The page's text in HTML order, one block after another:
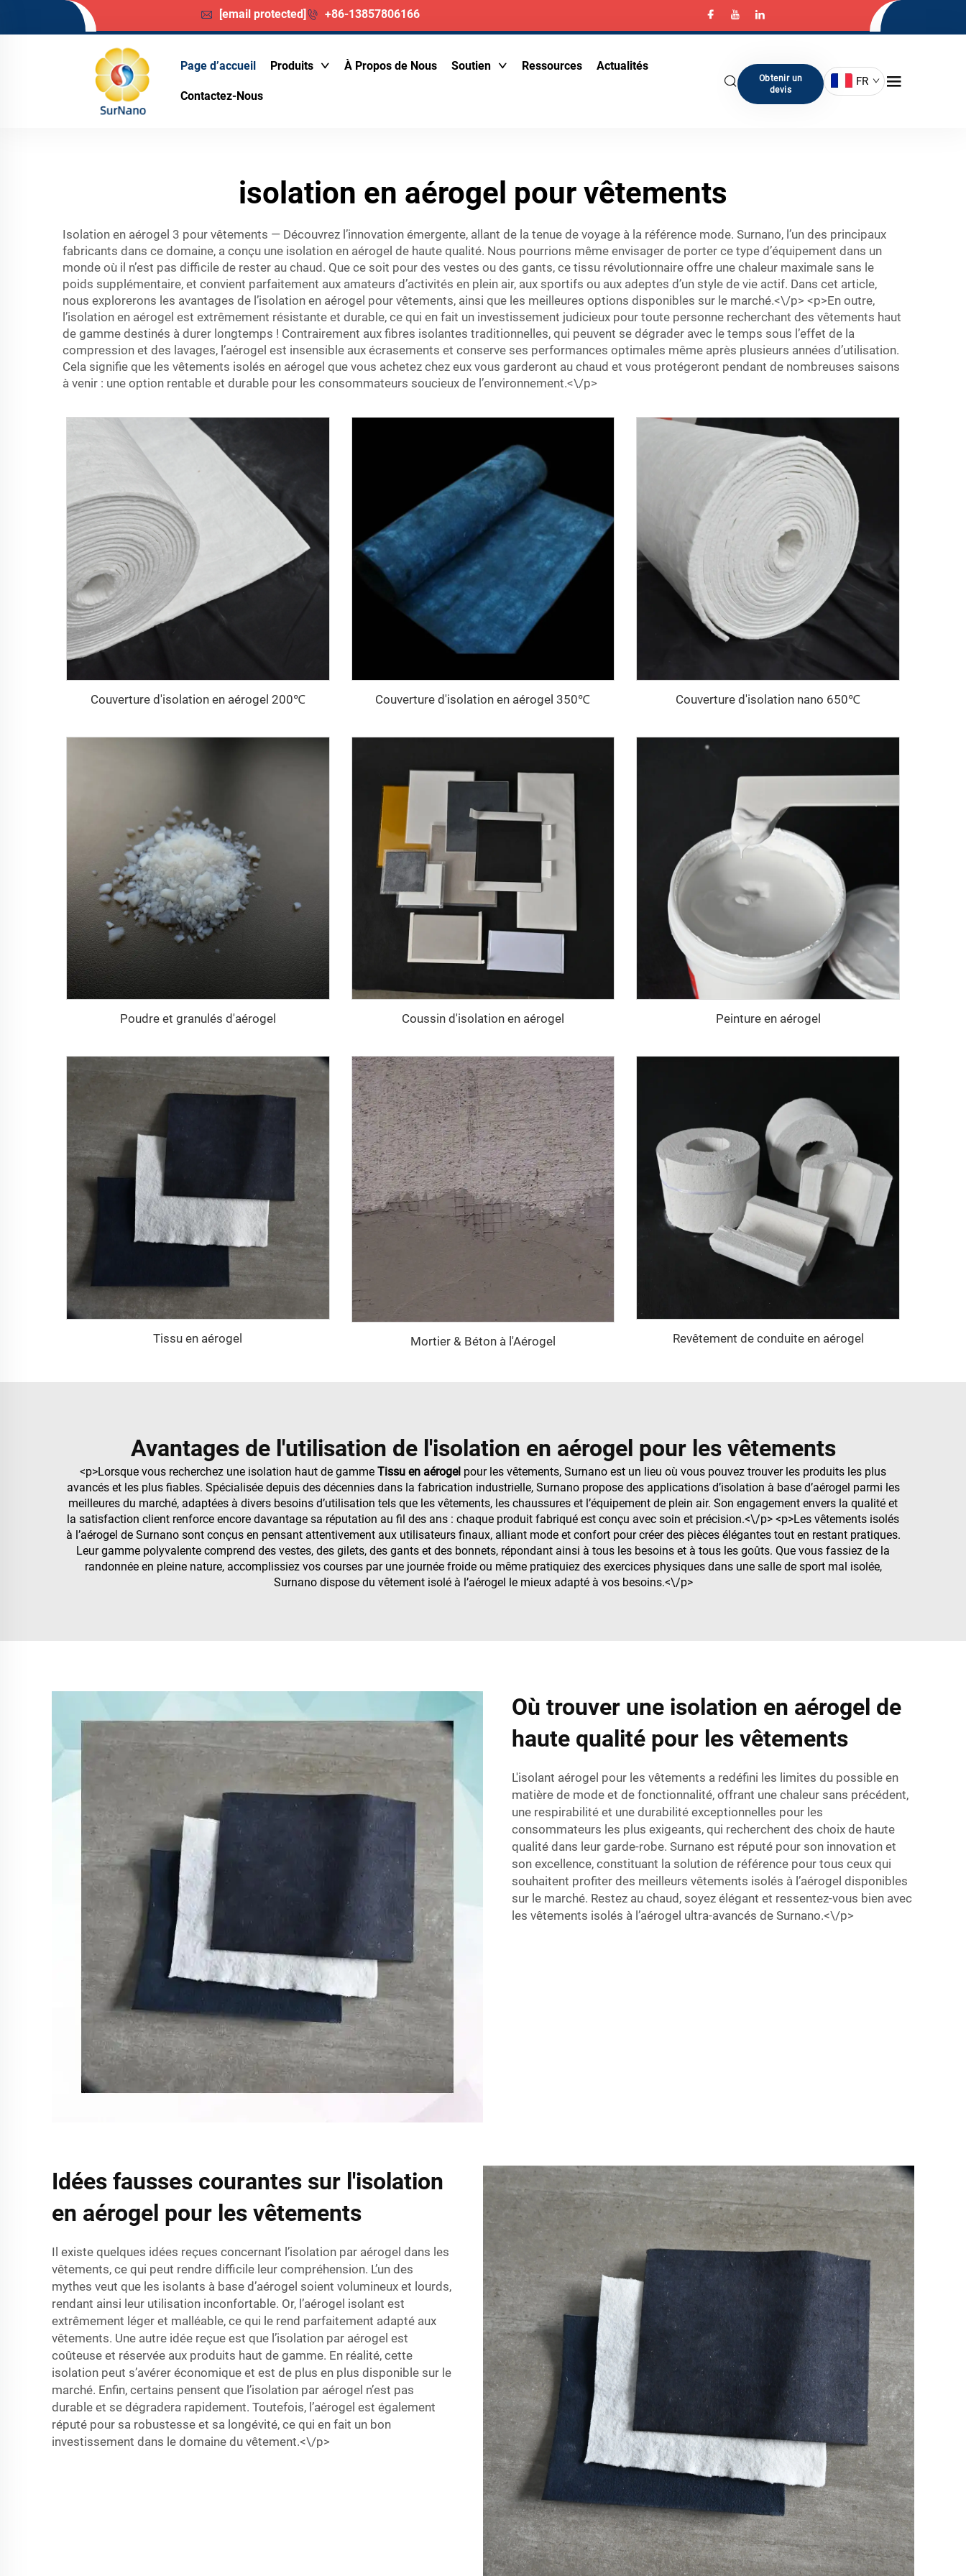
[email protected] +86-13857806166
Page d’accueil Produits À Propos de Nous Soutien Ressources Actualités
Contactez-Nous
Obtenir un
devis
FR
isolation en aérogel pour vêtements
Isolation en aérogel 3 pour vêtements — Découvrez l’innovation émergente, allant de la tenue de voyage à la référence mode. Surnano, l’un des principaux
fabricants dans ce domaine, a conçu une isolation en aérogel de haute qualité. Nous pourrions même envisager de porter ce type d’équipement dans un
monde où il n’est pas difficile de rester au chaud. Que ce soit pour des vestes ou des gants, ce tissu révolutionnaire offre une chaleur maximale sans le
poids supplémentaire, et convient parfaitement aux amateurs d’activités en plein air, aux sportifs ou aux adeptes d’un style de vie actif. Dans cet article,
nous explorerons les avantages de l’isolation en aérogel pour vêtements, ainsi que les meilleures options disponibles sur le marché.<\/p> <p>En outre,
l’isolation en aérogel est extrêmement résistante et durable, ce qui en fait un investissement judicieux pour toute personne recherchant des vêtements haut
de gamme destinés à durer longtemps ! Contrairement aux fibres isolantes traditionnelles, qui peuvent se dégrader avec le temps sous l’effet de la
compression et des lavages, l’aérogel est insensible aux écrasements et conserve ses performances optimales même après plusieurs années d’utilisation.
Cela signifie que les vêtements isolés en aérogel que vous achetez chez eux vous garderont au chaud et vous protégeront pendant de nombreuses saisons
à venir : une option rentable et durable pour les consommateurs soucieux de l’environnement.<\/p>
Couverture d'isolation en aérogel 200℃ Couverture d'isolation en aérogel 350℃ Couverture d'isolation nano 650℃
Poudre et granulés d'aérogel Coussin d'isolation en aérogel Peinture en aérogel
Tissu en aérogel Mortier & Béton à l'Aérogel Revêtement de conduite en aérogel
Avantages de l'utilisation de l'isolation en aérogel pour les vêtements
<p>Lorsque vous recherchez une isolation haut de gamme Tissu en aérogel pour les vêtements, Surnano est un lieu où vous pouvez trouver les produits les plus
avancés et les plus fiables. Spécialisée depuis des décennies dans la fabrication industrielle, Surnano propose des applications d’isolation à base d’aérogel parmi les
meilleures du marché, adaptées à divers besoins d’utilisation tels que les vêtements, les chaussures et l’équipement de plein air. Son engagement envers la qualité et
la satisfaction client renforce encore davantage sa réputation au fil des ans : chaque produit fabriqué est conçu avec soin et précision.<\/p> <p>Les vêtements isolés
à l’aérogel de Surnano sont conçus en pensant attentivement aux utilisateurs finaux, alliant mode et confort pour créer des pièces élégantes tout en restant pratiques.
Leur gamme polyvalente comprend des vestes, des gilets, des gants et des bonnets, répondant ainsi à tous les besoins et à tous les goûts. Que vous fassiez de la
randonnée en pleine nature, accomplissiez vos courses par une journée froide ou même pratiquiez des exercices physiques dans une salle de sport mal isolée,
Surnano dispose du vêtement isolé à l’aérogel le mieux adapté à vos besoins.<\/p>
Où trouver une isolation en aérogel de
haute qualité pour les vêtements
L'isolant aérogel pour les vêtements a redéfini les limites du possible en
matière de mode et de fonctionnalité, offrant une chaleur sans précédent,
une respirabilité et une durabilité exceptionnelles pour les
consommateurs les plus exigeants, qui recherchent des choix de haute
qualité dans leur garde-robe. Surnano est réputé pour son innovation et
son excellence, constituant la solution de référence pour tous ceux qui
souhaitent profiter des meilleurs vêtements isolés à l’aérogel disponibles
sur le marché. Restez au chaud, soyez élégant et ressentez-vous bien avec
les vêtements isolés à l’aérogel ultra-avancés de Surnano.<\/p>
Idées fausses courantes sur l'isolation
en aérogel pour les vêtements
Il existe quelques idées reçues concernant l’isolation par aérogel dans les
vêtements, ce qui peut rendre difficile leur compréhension. L’un des
mythes veut que les isolants à base d’aérogel soient volumineux et lourds,
rendant ainsi leur utilisation inconfortable. Or, l’aérogel isolant est
extrêmement léger et malléable, ce qui le rend parfaitement adapté aux
vêtements. Une autre idée reçue est que l’isolation par aérogel est
coûteuse et réservée aux produits haut de gamme. En réalité, cette
isolation peut s’avérer économique et est de plus en plus disponible sur le
marché. Enfin, certains pensent que l’isolation par aérogel n’est pas
durable et se dégradera rapidement. Toutefois, l’aérogel est également
réputé pour sa robustesse et sa longévité, ce qui en fait un bon
investissement dans le domaine du vêtement.<\/p>